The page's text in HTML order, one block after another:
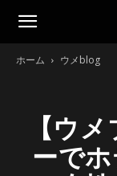
ホーム ウメblog
【ウ
ーで